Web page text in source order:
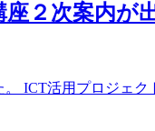
２次案内が
ICT活用プロジェク